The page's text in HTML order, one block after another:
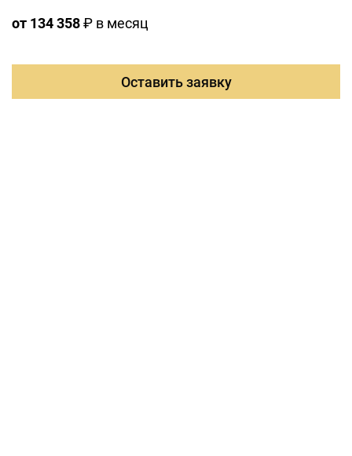
от 134 358₽ в месяц
Оставить заявку